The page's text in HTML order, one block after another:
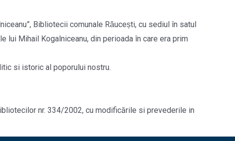
Bibliotecii comunale Răucești, cu sediul în satul
lui Mihail Kogalniceanu, din perioada în care era prim
si istoric al poporului nostru.
nr. 334/2002, cu modificările si prevederile in